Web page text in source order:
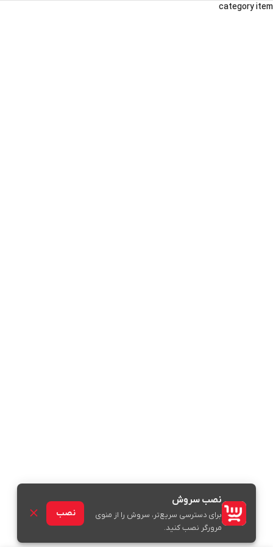
category item
نصب سروش
برای دسترسی سریع‌تر، سروش را از منوی
مرورگر نصب کنید.
نصب